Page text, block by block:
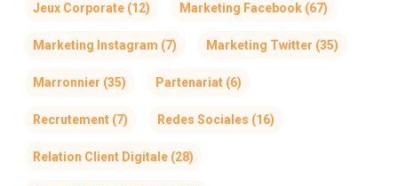
Jeux Corporate(12) Marketing Facebook(67)
Marketing Instagram (7) Marketing Twitter (35)
Marronnier (35) Partenariat(6)
Recrutement(7) Redes Sociales (16)
Relation Client Digitale(28)